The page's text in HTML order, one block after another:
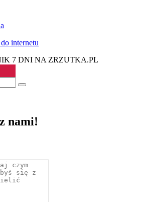
7 DNI NA ZRZUTKA.PL
nami!